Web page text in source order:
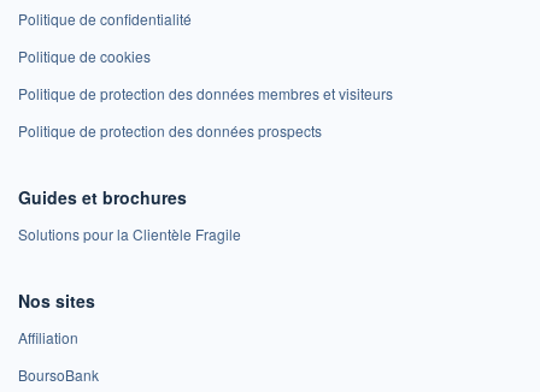
Politique de confidentialité
Politique de cookies
Politique de protection des données membres et visiteurs
Politique de protection des données prospects
Guides et brochures
Solutions pour la Clientèle Fragile
Nos sites
Affiliation
BoursoBank